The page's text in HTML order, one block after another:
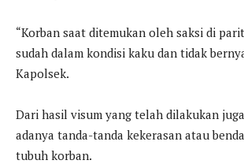
“Korban saat ditemukan oleh saksi di
sudah dalam kondisi kaku dan tidak
Kapolsek.
Dari hasil visum yang telah dilakukan
adanya tanda-tanda kekerasan atau
tubuh korban.